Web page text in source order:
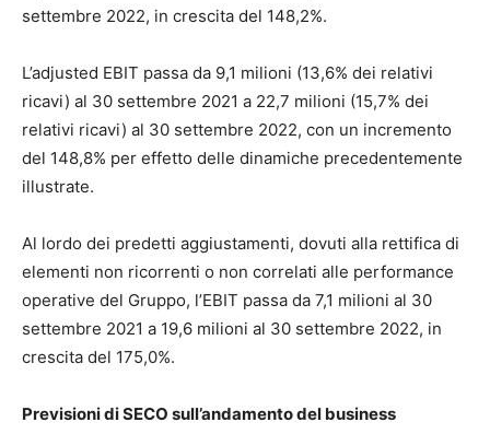
settembre 2022, in crescita del 148,2%.
L’adjusted EBIT passa da 9,1 milioni (13,6% dei relativi
ricavi) al 30 settembre 2021 a 22,7 milioni (15,7% dei
relativi ricavi) al 30 settembre 2022, con un incremento
del 148,8% per effetto delle dinamiche precedentemente
illustrate.
Al lordo dei predetti aggiustamenti, dovuti alla rettifica di
elementi non ricorrenti o non correlati alle performance
operative del Gruppo, l’EBIT passa da 7,1 milioni al 30
settembre 2021 a 19,6 milioni al 30 settembre 2022, in
crescita del 175,0%.
Previsioni di SECO sull’andamento del business